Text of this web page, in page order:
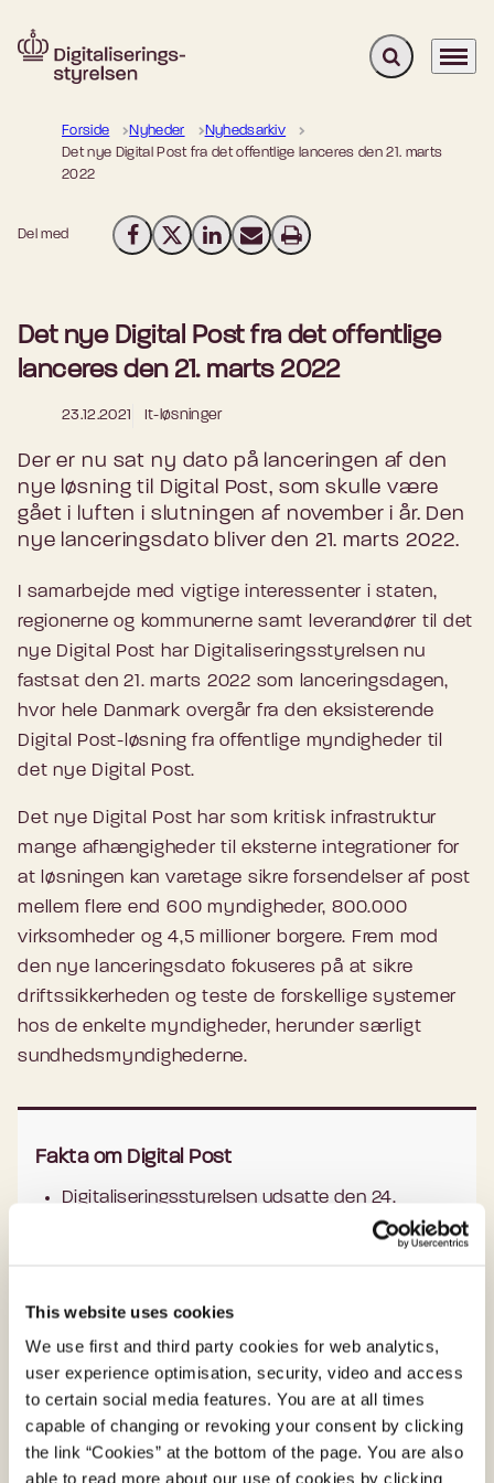
This website uses cookies
We use first and third party cookies for web analytics,
user experience optimisation, security, video and access
to certain social media features. You are at all times
capable of changing or revoking your consent by clicking
the link “Cookies” at the bottom of the page. You are also
able to read more about our use of cookies by clicking
Gå til forsiden Fold søgefelt
Menu
Forside Nyheder
Nyhedsarkiv
Det nye Digital Post fra det offentlige lanceres den 21. marts
2022
Del med Del på Facebook
Del på X (Twitter)
Del på LinkedIn
Send email
Print
Det nye Digital Post fra det offentlige
lanceres den 21. marts 2022
23.12.2021 It-løsninger
Der er nu sat ny dato på lanceringen af den
nye løsning til Digital Post, som skulle være
gået i luften i slutningen af november i år. Den
nye lanceringsdato bliver den 21. marts 2022.
I samarbejde med vigtige interessenter i staten,
regionerne og kommunerne samt leverandører til det
nye Digital Post har Digitaliseringsstyrelsen nu
fastsat den 21. marts 2022 som lanceringsdagen,
hvor hele Danmark overgår fra den eksisterende
Digital Post-løsning fra offentlige myndigheder til
det nye Digital Post.
Det nye Digital Post har som kritisk infrastruktur
mange afhængigheder til eksterne integrationer for
at løsningen kan varetage sikre forsendelser af post
mellem flere end 600 myndigheder, 800.000
virksomheder og 4,5 millioner borgere. Frem mod
den nye lanceringsdato fokuseres på at sikre
driftssikkerheden og teste de forskellige systemer
hos de enkelte myndigheder, herunder særligt
sundhedsmyndighederne.
Fakta om Digital Post
Digitaliseringsstyrelsen udsatte den 24.
november 2021 den planlagte idriftsættelse af
Med det nye Digital Post har borgere og
virksomheder fortsat kun én postkasse fra det
offentlige, men posten fra det offentlige kan
tilgås via flere platforme: borger.dk, Virk, den
nye Digital Post-app samt e-Boks og mit.dk.
Alle borgere over 15 år og virksomheder